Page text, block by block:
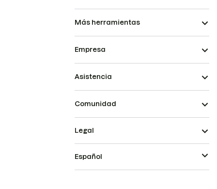
Más herramientas
Empresa
Asistencia
Comunidad
Legal
Español